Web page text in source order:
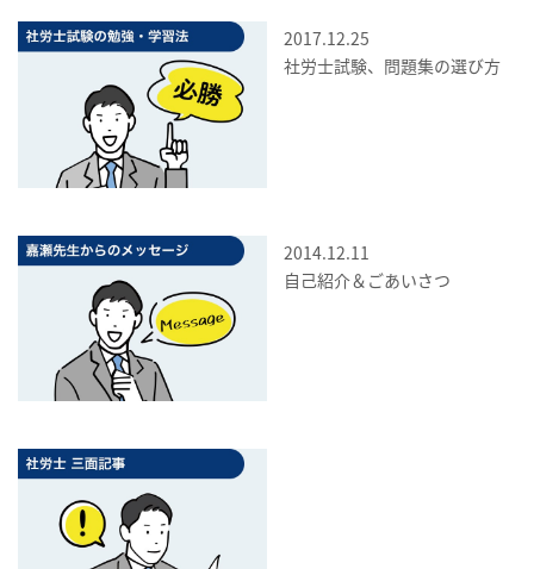
2017.12.25
社労士試験、問題集の選び方
2014.12.11
自己紹介＆ごあいさつ